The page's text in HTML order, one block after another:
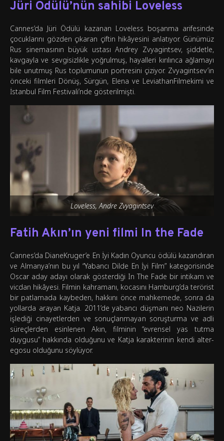
Jüri Ödülü’nün sahibi Loveless
Cannes’da Jüri Ödülü kazanan Loveless boşanma arifesinde
çocuklarını gözden çıkaran çiftin hikâyesini anlatıyor. Günümüz
Rus sinemasının büyük ustası Andrey Zvyagintsev, şiddetle,
kavgayla ve sevgisizlikle yoğrulmuş, hayalleri kırılınca ağlamayı
bile unutmuş Rus toplumunun portresini çiziyor. Zvyagintsev’in
önceki filmleri Dönüş, Sürgün, Elena ve LeviathanFilmekimi ve
İstanbul Film Festivali’nde gösterilmişti.
Loveless, Andre Zvyagintsev
Fatih Akın’ın yeni filmi In the Fade
Cannes’da DianeKruger’e En İyi Kadın Oyuncu ödülü kazandıran
ve Almanya’nın bu yıl “Yabancı Dilde En İyi Film” kategorisinde
Oscar aday adayı olarak gösterdiği In The Fade bir intikam ve
vicdan hikâyesi. Filmin kahramanı, kocasını Hamburg’da terörist
bir patlamada kaybeden, hakkını önce mahkemede, sonra da
yollarda arayan Katja. 2011’de yabancı düşmanı neo Nazilerin
işlediği cinayetlerden ve sonuçlanmayan soruşturma ve adli
süreçlerden esinlenen Akın, filminin “evrensel yas tutma
duygusu” hakkında olduğunu ve Katja karakterinin kendi alter-
egosu olduğunu söylüyor.